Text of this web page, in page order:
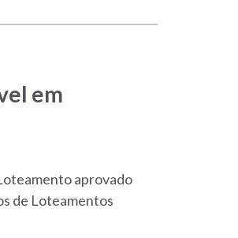
em
aprovado
de Loteamentos